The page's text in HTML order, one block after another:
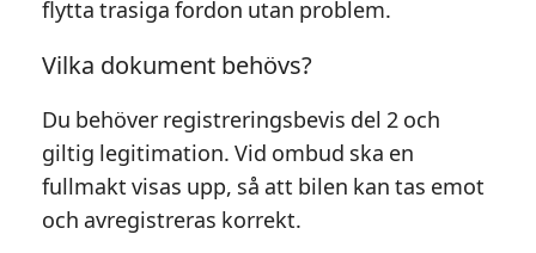
flytta trasiga fordon utan problem.
Vilka dokument behövs?
Du behöver registreringsbevis del 2 och
giltig legitimation. Vid ombud ska en
fullmakt visas upp, så att bilen kan tas emot
och avregistreras korrekt.